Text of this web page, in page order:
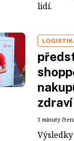
lidí.
3 minuty